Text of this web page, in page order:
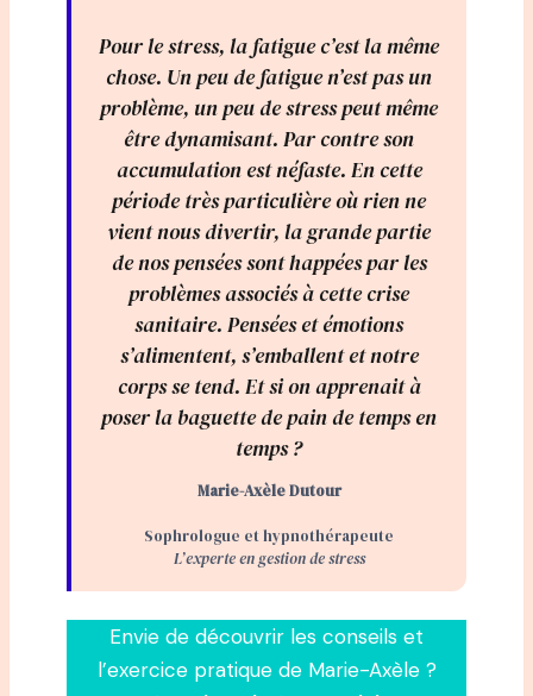
Pour le stress, la fatigue c’est la même
chose. Un peu de fatigue n’est pas un
problème, un peu de stress peut même
être dynamisant. Par contre son
accumulation est néfaste. En cette
période très particulière où rien ne
vient nous divertir, la grande partie
de nos pensées sont happées par les
problèmes associés à cette crise
sanitaire. Pensées et émotions
s’alimentent, s’emballent et notre
corps se tend. Et si on apprenait à
poser la baguette de pain de temps en
temps ?
Marie-Axèle Dutour
Sophrologue et hypnothérapeute
L’experte en gestion de stress
Envie de découvrir les conseils et
l’exercice pratique de Marie-Axèle ?